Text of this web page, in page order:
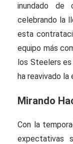
inundado de
celebrando la
esta
equipo más
los Steelers
ha reavivado la
Mirando
Con la
expectativas